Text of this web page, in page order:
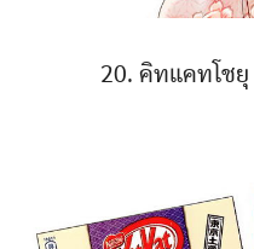
20. คิทแคทโชยุ